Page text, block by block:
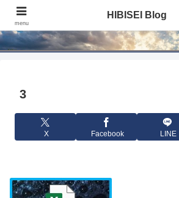
HIBISEI Blog
3
X Facebook LINE
menu
HIBISEI Blog